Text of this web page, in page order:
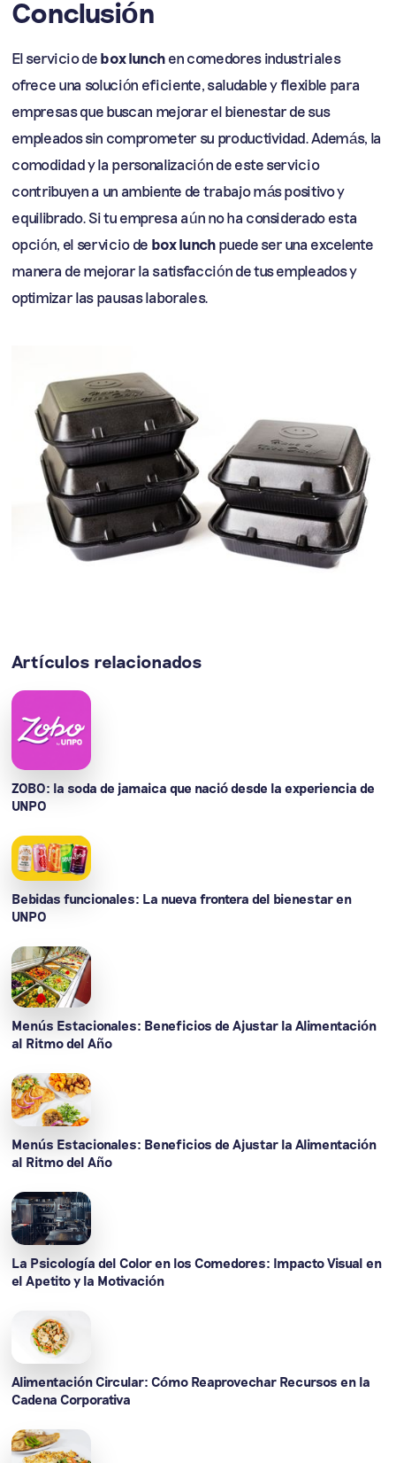
Conclusión
El servicio de box lunch en comedores industriales
ofrece una solución eficiente, saludable y flexible para
empresas que buscan mejorar el bienestar de sus
empleados sin comprometer su productividad. Además, la
comodidad y la personalización de este servicio
contribuyen a un ambiente de trabajo más positivo y
equilibrado. Si tu empresa aún no ha considerado esta
opción, el servicio de box lunch puede ser una excelente
manera de mejorar la satisfacción de tus empleados y
optimizar las pausas laborales.
Artículos relacionados
ZOBO: la soda de jamaica que nació desde la experiencia de
UNPO
Bebidas funcionales: La nueva frontera del bienestar en
UNPO
Menús Estacionales: Beneficios de Ajustar la Alimentación
al Ritmo del Año
Menús Estacionales: Beneficios de Ajustar la Alimentación
al Ritmo del Año
La Psicología del Color en los Comedores: Impacto Visual en
el Apetito y la Motivación
Alimentación Circular: Cómo Reaprovechar Recursos en la
Cadena Corporativa